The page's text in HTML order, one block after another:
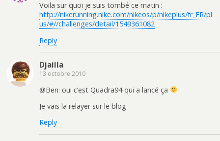
Voila sur quoi je suis tombé ce matin :
http://nikerunning.nike.com/nikeos/p/nikeplus/fr_FR/pl
us/#//challenges/detail/1549361082
Reply
Djailla
13 octobre 2010
@Ben: oui c’est Quadra94 qui a lancé ça
Je vais la relayer sur le blog
Reply